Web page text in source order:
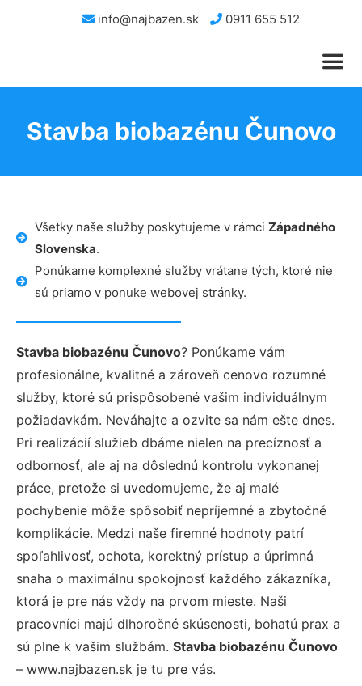
info@najbazen.sk 0911 655 512
Stavba biobazénu Čunovo
Všetky naše služby poskytujeme v rámci Západného
Slovenska.
Ponúkame komplexné služby vrátane tých, ktoré nie
sú priamo v ponuke webovej stránky.
Stavba biobazénu Čunovo? Ponúkame vám
profesionálne, kvalitné a zároveň cenovo rozumné
služby, ktoré sú prispôsobené vašim individuálnym
požiadavkám. Neváhajte a ozvite sa nám ešte dnes.
Pri realizácií služieb dbáme nielen na precíznosť a
odbornosť, ale aj na dôslednú kontrolu vykonanej
práce, pretože si uvedomujeme, že aj malé
pochybenie môže spôsobiť nepríjemné a zbytočné
komplikácie. Medzi naše firemné hodnoty patrí
spoľahlivosť, ochota, korektný prístup a úprimná
snaha o maximálnu spokojnosť každého zákazníka,
ktorá je pre nás vždy na prvom mieste. Naši
pracovníci majú dlhoročné skúsenosti, bohatú prax a
sú plne k vašim službám. Stavba biobazénu Čunovo
– www.najbazen.sk je tu pre vás.